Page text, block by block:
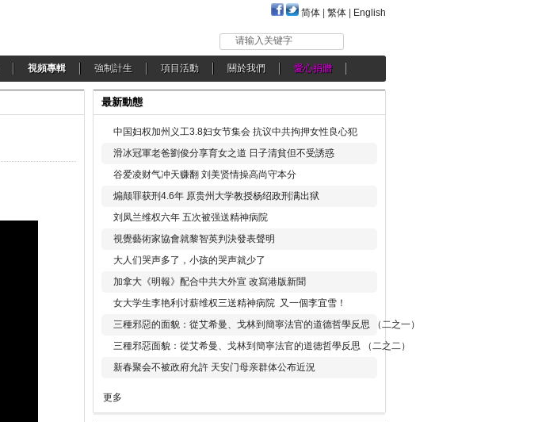
简体 繁体 English
请输入关键字
視頻專輯 強制計生 項目活動 關於我們 愛心捐贈
最新動態
中国妇权加州义工3.8妇女节集会 抗议中共拘押女性良心犯
滑冰冠軍老爸劉俊分享育女之道 日子清貧但不受誘惑
谷爱凌财气冲天赚翻 刘美贤情操高尚守本分
煽颠罪获刑4.6年 原贵州大学教授杨绍政刑满出狱
刘凤兰维权六年 五次被强送精神病院
視覺藝術家協會就黎智英判決發表聲明
大人们哭声多了，小孩的哭声就少了
加拿大《明報》配合中共大外宣 改寫港版新聞
女大学生李艳利讨薪维权三送精神病院 又一個李宜雪！
三種邪惡的面貌：從艾希曼、戈林到簡寧法官的道德哲學反思 （二之一）
三種邪惡面貌：從艾希曼、戈林到簡寧法官的道德哲學反思 （二之二）
新春聚会不被政府允許 天安门母亲群体公布近況
更多